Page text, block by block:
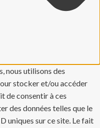
nous utilisons des
stocker et/ou accéder
de consentir à ces
des données telles que le
uniques sur ce site. Le fait